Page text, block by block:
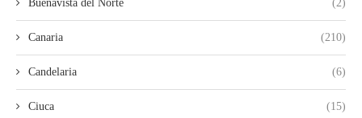
Buenavista del Norte (2)
Canaria (210)
Candelaria (6)
Ciuca (15)